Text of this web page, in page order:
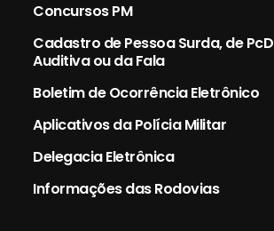
Concursos PM
Cadastro de Pessoa Surda, de PcD
Auditiva ou da Fala
Boletim de Ocorrência Eletrônico
Aplicativos da Polícia Militar
Delegacia Eletrônica
Informações das Rodovias